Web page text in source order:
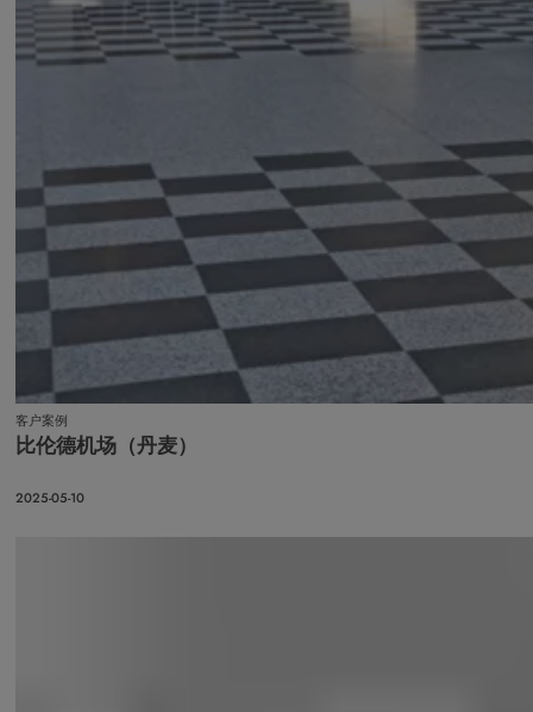
客户案例
比伦德机场（丹麦）
2025-05-10